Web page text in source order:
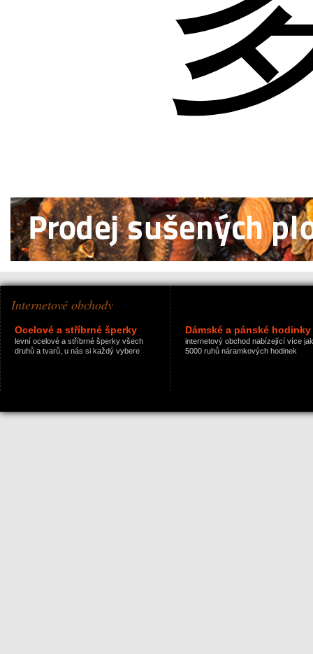
Internetové obchody
Ocelové a stříbrné šperky
levní ocelové a stříbrné šperky všech
druhů a tvarů, u nás si každý vybere
Dámské a pánské hodinky
internetový obchod nabízející více jak
5000 ruhů náramkových hodinek